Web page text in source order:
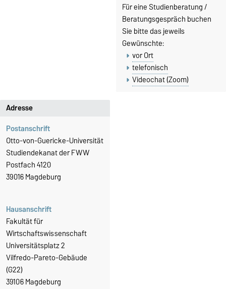
Für eine Studienberatung /
Beratungsgespräch buchen
Sie bitte das jeweils
Gewünschte:
vor Ort
telefonisch
Videochat (Zoom)
Adresse
Postanschrift
Otto-von-Guericke-Universität
Studiendekanat der FWW
Postfach 4120
39016 Magdeburg
Hausanschrift
Fakultät für
Wirtschaftswissenschaft
Universitätsplatz 2
Vilfredo-Pareto-Gebäude
(G22)
39106 Magdeburg